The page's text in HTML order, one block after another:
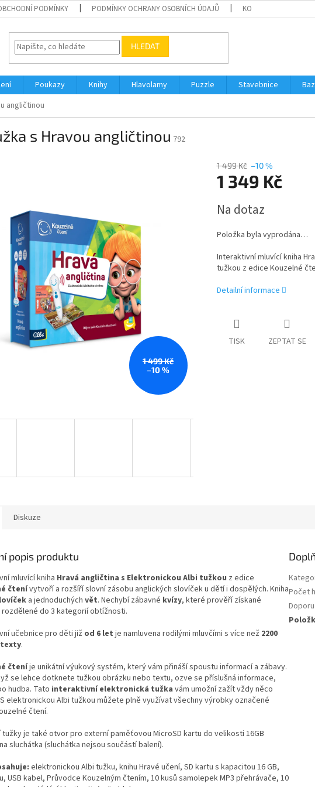
PODMÍNKY PODMÍNKY OCHRANY OSOBNÍCH ÚDAJŮ KONTAKTY
HLEDAT
Poukazy Knihy Hlavolamy Puzzle Stavebnice
angličtinou
s Hravou angličtinou 792
1 499 Kč
–10 %
1 499 Kč –10 %
1 349 Kč
cena:
Na dotaz
Položka byla vyprodána…
Interaktivní mluvící kniha
tužkou z edice Kouzelné
Detailní informace
TISK ZEPTAT SE
Diskuze
popis produktu
mluvící kniha Hravá angličtina s Elektronickou Albi tužkou z edice
čtenívytvoří a rozšíří slovní zásobu anglických slovíček u dětí i dospělých. Kniha
a jednoduchých vět. Nechybí zábavné kvízy, které prověří získané
do 3 kategorií obtížnosti.
učebnice pro děti již od 6 let je namluvena rodilými mluvčími s více než 2200
texty.
čteníje unikátní výukový systém, který vám přináší spoustu informací a zábavy.
se lehce dotknete tužkou obrázku nebo textu, ozve se příslušná informace,
hudba. Tato interaktivní elektronická tužka vám umožní zažít vždy něco
elektronickou Albi tužkou můžete plně využívat všechny výrobky označené
čtení.
tužky je také otvor pro externí paměťovou MicroSD kartu do velikosti 16GB
sluchátka (sluchátka nejsou součástí balení).
elektronickou Albi tužku, knihu Hravé učení, SD kartu s kapacitou 16 GB,
USB kabel, Průvodce Kouzelným čtením, 10 kusů samolepek MP3 přehrávače, 10
Počet